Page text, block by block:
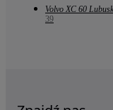
Volvo XC 60
39